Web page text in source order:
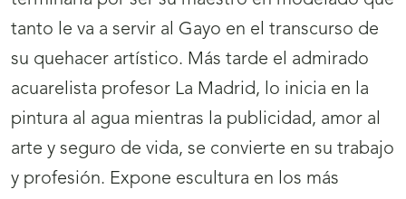
tanto le va a servir al Gayo en el transcurso de
su quehacer artístico. Más tarde el admirado
acuarelista profesor La Madrid, lo inicia en la
pintura al agua mientras la publicidad, amor al
arte y seguro de vida, se convierte en su trabajo
y profesión. Expone escultura en los más